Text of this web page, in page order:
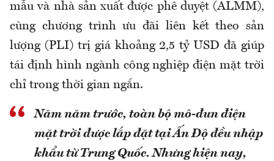
mẫu và nhà sản xuất được phê duyệt (ALMM),
cùng chương trình ưu đãi liên kết theo sản
lượng (PLI) trị giá khoảng 2,5 tỷ USD đã giúp
tái định hình ngành công nghiệp điện mặt trời
chỉ trong thời gian ngắn.
Năm năm trước, toàn bộ mô-đun điện
mặt trời được lắp đặt tại Ấn Độ đều nhập
khẩu từ Trung Quốc. Nhưng hiện nay,